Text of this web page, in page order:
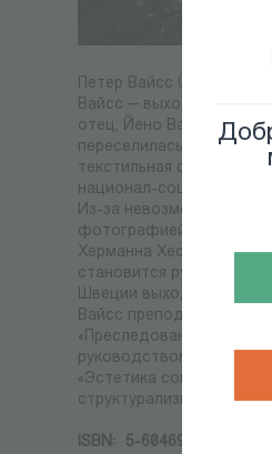
Петер Вайсс (Peter
Вайсс — выходец из
отец, Йено Вайсс,
переселилась из
текстильная фабрика
национал-социалистов
Из-за невозможности
фотографией и создает
Херманна Хессе Вайсс
становится
Швеции выходит первая
Вайсс преподает
«Преследование и
руководством
«Эстетика
структурализма, вышел
ISBN:
5-6046947-3-2